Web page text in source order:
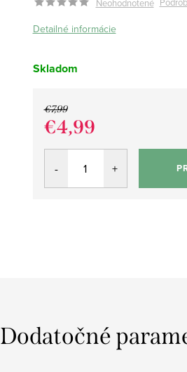
Neohodnotené
Detailné informácie
Skladom
€7,99
€4,99
Jednotková
Dodatočné